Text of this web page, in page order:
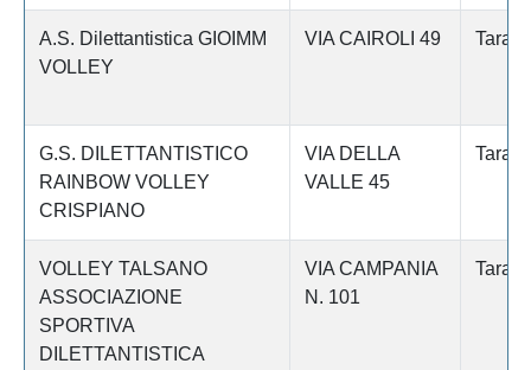
A.S. Dilettantistica GIOIMM
VOLLEY
VIA CAIROLI 49
G.S. DILETTANTISTICO
RAINBOW VOLLEY
CRISPIANO
VIA DELLA
VALLE 45
VOLLEY TALSANO
ASSOCIAZIONE
SPORTIVA
DILETTANTISTICA
VIA CAMPANIA
N. 101